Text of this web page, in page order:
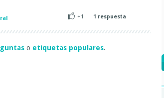
+1 1 respuesta
o etiquetas populares.